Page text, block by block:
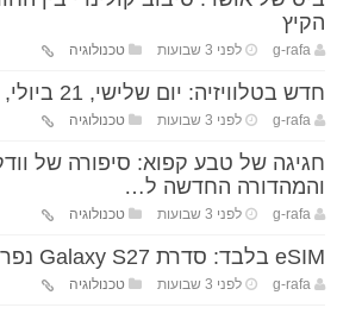
הקיץ
g-rafa לפני 3 שבועות טכנולוגיה
חדש בטלוויזיה: יום שלישי, 21 ביולי, 2026
g-rafa לפני 3 שבועות טכנולוגיה
חגיגה של טבע קפוא: סיפורה של
והמהדורה החדשה ל…
g-rafa לפני 3 שבועות טכנולוגיה
eSIM בלבד: סדרת Galaxy S27 נפרדת מחריץ הסים
g-rafa לפני 3 שבועות טכנולוגיה